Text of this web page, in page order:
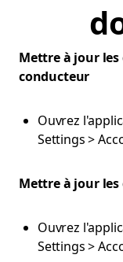
Mettre à jour
conducteur
Ouvrez
Settings >
Mettre à jour
Ouvrez
Settings >